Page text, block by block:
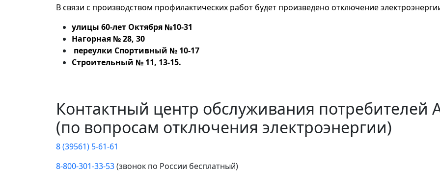
В связи с производством профилактических работ будет произведено отключение
улицы 60-лет Октября №10-31
Нагорная № 28, 30
переулки Спортивный № 10-17
Строительный № 11, 13-15.
Контактный центр обслуживания потребителей
(по вопросам отключения электроэнергии)
8 (39561) 5-61-61
8-800-301-33-53(звонок по России бесплатный)